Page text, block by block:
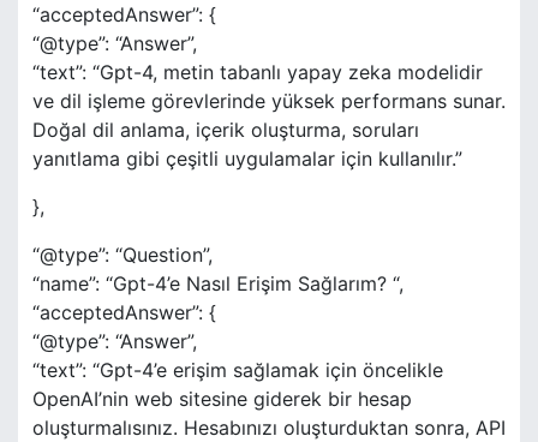
“acceptedAnswer”: {
“@type”: “Answer”,
“text”: “Gpt-4, metin tabanlı yapay zeka modelidir
ve dil işleme görevlerinde yüksek performans sunar.
Doğal dil anlama, içerik oluşturma, soruları
yanıtlama gibi çeşitli uygulamalar için kullanılır.”
},
“@type”: “Question”,
“name”: “Gpt-4’e Nasıl Erişim Sağlarım? “,
“acceptedAnswer”: {
“@type”: “Answer”,
“text”: “Gpt-4’e erişim sağlamak için öncelikle
OpenAI’nin web sitesine giderek bir hesap
oluşturmalısınız. Hesabınızı oluşturduktan sonra, API